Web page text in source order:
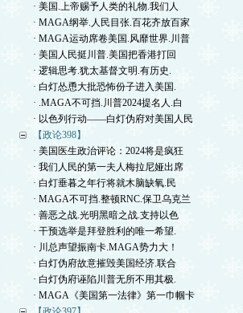
· 美国.上帝赐予人类的礼物.我们人
· MAGA纲举.人民目张.百花齐放百家
· MAGA运动席卷美国.风靡世界.川普
· 美国人民挺川普.美国把香港打回
· 逻辑思考.犹太基督文明.有历史.
· 白灯怂恿大批恐怖份子进入美国.
· .MAGA不可挡.川普2024提名人.白
· 以色列行动——白灯伪府对美国人民
【政论398】
· 美国医生政治评论：2024将是疯狂
· 我们人民的第一夫人梅拉尼娅出席
· 白灯垂暮之年行将就木脑缺氧.民
· MAGA不可挡.整顿RNC.保卫乌克兰
· 善恶之战.光明黑暗之战.支持以色
· 干预选举是拜登胜利的唯一希望.
· 川总声望振南卡.MAGA势力大！
· 白灯伪府故意摧毁美国经济.联合
· 白灯伪府诬陷川普无所不用其极.
· MAGA《美国第一法律》第一巾帼卡